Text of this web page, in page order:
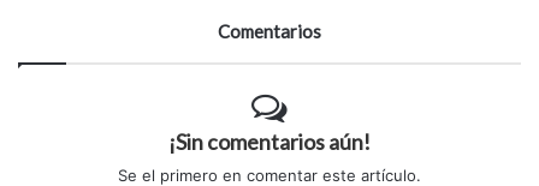
Comentarios
¡Sin comentarios aún!
Se el primero en comentar este artículo.